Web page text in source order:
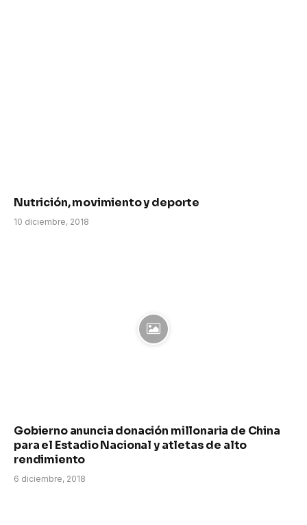
Nutrición, movimiento y deporte
10 diciembre, 2018
Gobierno anuncia donación millonaria de China
para el Estadio Nacional y atletas de alto
rendimiento
6 diciembre, 2018